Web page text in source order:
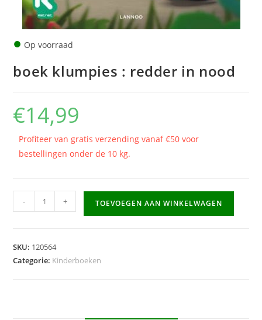
● Op voorraad
boek klumpies : redder in nood
€14,99
Profiteer van gratis verzending vanaf €50 voor
bestellingen onder de 10 kg.
klumpies
in
- + TOEVOEGEN AAN WINKELWAGEN
SKU: 120564
Categorie: Kinderboeken